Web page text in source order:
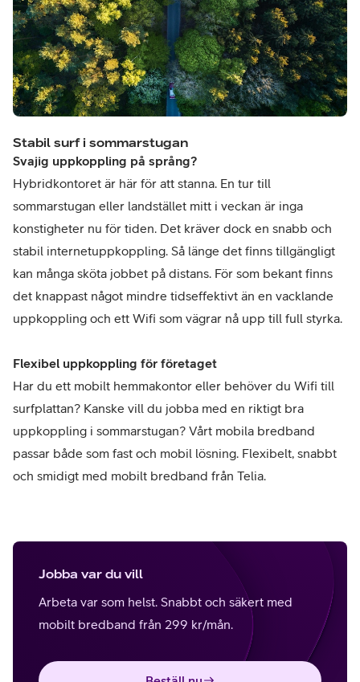
Stabil surf i sommarstugan
Svajig uppkoppling på språng?
Hybridkontoret är här för att stanna. En tur till
sommarstugan eller landstället mitt i veckan är inga
konstigheter nu för tiden. Det kräver dock en snabb och
stabil internetuppkoppling. Så länge det finns tillgängligt
kan många sköta jobbet på distans. För som bekant finns
det knappast något mindre tidseffektivt än en vacklande
uppkoppling och ett Wifi som vägrar nå upp till full styrka.
Flexibel uppkoppling för företaget
Har du ett mobilt hemmakontor eller behöver du Wifi till
surfplattan? Kanske vill du jobba med en riktigt bra
uppkoppling i sommarstugan? Vårt mobila bredband
passar både som fast och mobil lösning. Flexibelt, snabbt
och smidigt med mobilt bredband från Telia.
Jobba var du vill
Arbeta var som helst. Snabbt och säkert med
mobilt bredband från 299 kr/mån.